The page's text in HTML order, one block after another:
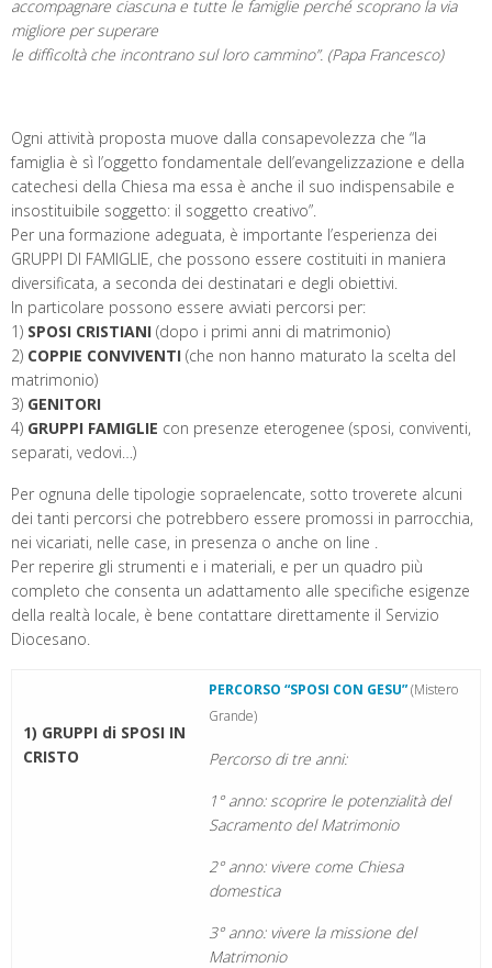
accompagnare ciascuna e tutte le famiglie perché scoprano la via
migliore per superare
le difficoltà che incontrano sul loro cammino”. (Papa Francesco)
Ogni attività proposta muove dalla consapevolezza che “la
famiglia è sì l’oggetto fondamentale dell’evangelizzazione e della
catechesi della Chiesa ma essa è anche il suo indispensabile e
insostituibile soggetto: il soggetto creativo”.
Per una formazione adeguata, è importante l’esperienza dei
GRUPPI DI FAMIGLIE, che possono essere costituiti in maniera
diversificata, a seconda dei destinatari e degli obiettivi.
In particolare possono essere avviati percorsi per:
1) SPOSI CRISTIANI (dopo i primi anni di matrimonio)
2) COPPIE CONVIVENTI (che non hanno maturato la scelta del
matrimonio)
3) GENITORI
4) GRUPPI FAMIGLIE con presenze eterogenee (sposi, conviventi,
separati, vedovi…)
Per ognuna delle tipologie sopraelencate, sotto troverete alcuni
dei tanti percorsi che potrebbero essere promossi in parrocchia,
nei vicariati, nelle case, in presenza o anche on line .
Per reperire gli strumenti e i materiali, e per un quadro più
completo che consenta un adattamento alle specifiche esigenze
della realtà locale, è bene contattare direttamente il Servizio
Diocesano.
1) GRUPPI di SPOSI IN
CRISTO
PERCORSO “SPOSI CON GESU”(Mistero
Grande)
Percorso di tre anni:
1° anno: scoprire le potenzialità del
Sacramento del Matrimonio
2° anno: vivere come Chiesa
domestica
3° anno: vivere la missione del
Matrimonio